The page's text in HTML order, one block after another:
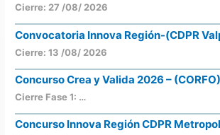
Cierre: 27 /08/ 2026
Convocatoria Innova Región-(CDPR
Cierre: 13 /08/ 2026
Concurso Crea y Valida 2026 – (CORFO)
Cierre Fase 1: …
Concurso Innova Región CDPR